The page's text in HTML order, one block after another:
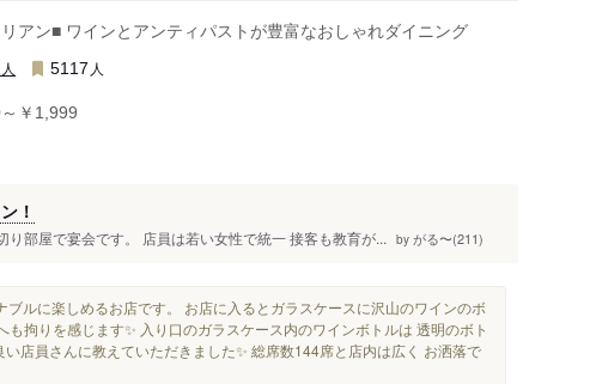
アン■ ワインとアンティパストが豊富なおしゃれダイニング
人 5117 人
￥1,999
！
部屋で宴会です。 店員は若い女性で統一 接客も教育が... by がる〜(211)
ルに楽しめるお店です。 お店に入るとガラスケースに沢山のワインのボ
拘りを感じます✨ 入り口のガラスケース内のワインボトルは 透明のボト
店員さんに教えていただきました✨ 総席数144席と店内は広く お洒落で